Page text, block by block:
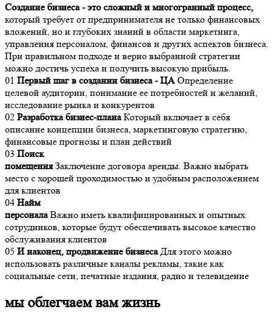
Создание бизнеса - это сложный и многогранный процесс,
который требует от предпринимателя не только финансовых
вложений, но и глубоких знаний в области маркетинга,
управления персоналом, финансов и других аспектов бизнеса.
При правильном подходе и верно выбранной стратегии
можно достичь успеха и получить высокую прибыль.
01 Первый шаг в создании бизнеса - ЦА Определение
целевой аудитории, понимание ее потребностей и желаний,
исследование рынка и конкурентов
02 Разработка бизнес-планаКоторый включает в себя
описание концепции бизнеса, маркетинговую стратегию,
финансовые прогнозы и план действий
03 Поиск
помещенияЗаключение договора аренды. Важно выбрать
место с хорошей проходимостью и удобным расположением
для клиентов
04 Найм
персоналаВажно иметь квалифицированных и опытных
сотрудников, которые будут обеспечивать высокое качество
обслуживания клиентов
05 И наконец, продвижение бизнесаДля этого можно
использовать различные каналы рекламы, такие как
социальные сети, печатные издания, радио и телевидение
мы облегчаем вам жизнь